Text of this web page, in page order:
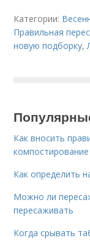
Категории:
Правильная
новую подборку,
Как вносить
Как определить
Можно ли
пересаживать
Когда срывать